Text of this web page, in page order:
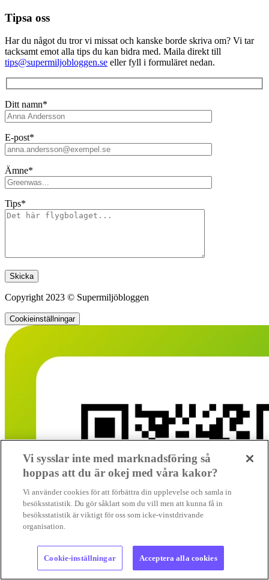
Tipsa oss
Har du något du tror vi missat och kanske borde skriva om? Vi tar
tacksamt emot alla tips du kan bidra med. Maila direkt till
tips@supermiljobloggen.se eller fyll i formuläret nedan.
Ditt namn*
E-post*
Ämne*
Tips*
Lämna detta fält tomt.
Copyright 2023 © Supermiljöbloggen
Cookieinställningar
Vi sysslar inte med marknadsföring så
hoppas att du är okej med våra kakor?
Vi använder cookies för att förbättra din upplevelse och samla in
besöksstatistik. Du gör såklart som du vill men att kunna få in
besöksstatistik är viktigt för oss som icke-vinstdrivande
organisation.
Cookie-inställningar Acceptera alla cookies